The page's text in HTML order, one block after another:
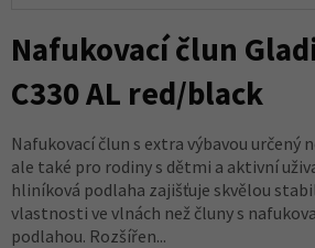
Nafukovací člun
C330 AL red/black
Nafukovací člun s extra výbavou určený
ale také pro rodiny s dětmi a aktivní
hliníková podlaha zajišťuje skvělou
vlastnosti ve vlnách než čluny s
podlahou. Rozšířen...